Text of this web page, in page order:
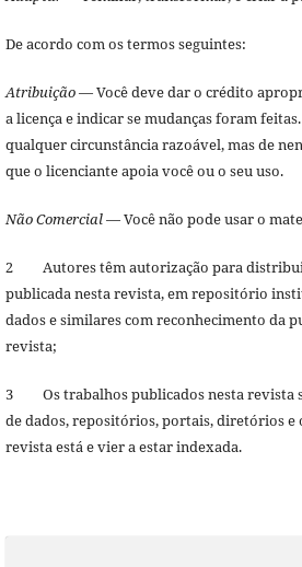
De acordo com os termos seguintes:
Atribuição— Você deve dar o crédito
a licença e indicar se mudanças foram
qualquer circunstância razoável, mas de
que o licenciante apoia você ou o seu uso.
Não Comercial— Você não pode usar o
2 Autores têm autorização para
publicada nesta revista, em repositório
dados e similares com reconhecimento da
revista;
3 Os trabalhos publicados nesta revista
de dados, repositórios, portais, diretórios e
revista está e vier a estar indexada.